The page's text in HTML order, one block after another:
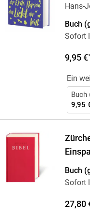
Hans-
Buch
Sofort
9,95 €*
Ein
Buch
9,95
Buch
Sofort
27,80